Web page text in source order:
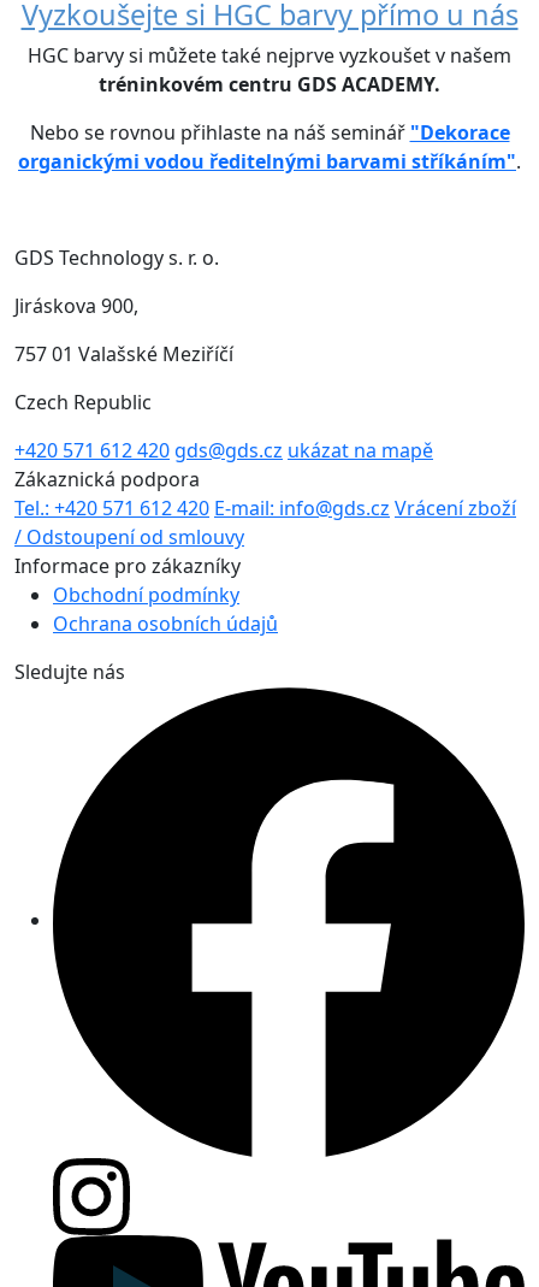
Vyzkoušejte si HGC barvy přímo u nás
HGC barvy si můžete také nejprve vyzkoušet v našem
tréninkovém centru GDS ACADEMY.
Nebo se rovnou přihlaste na náš seminář "Dekorace
organickými vodou ředitelnými barvami stříkáním".
GDS Technology s. r. o.
Jiráskova 900,
757 01 Valašské Meziříčí
Czech Republic
+420 571 612 420 gds@gds.cz ukázat na mapě
Zákaznická podpora
Tel.: +420 571 612 420 E-mail: info@gds.cz Vrácení zboží
/ Odstoupení od smlouvy
Informace pro zákazníky
Obchodní podmínky
Ochrana osobních údajů
Sledujte nás